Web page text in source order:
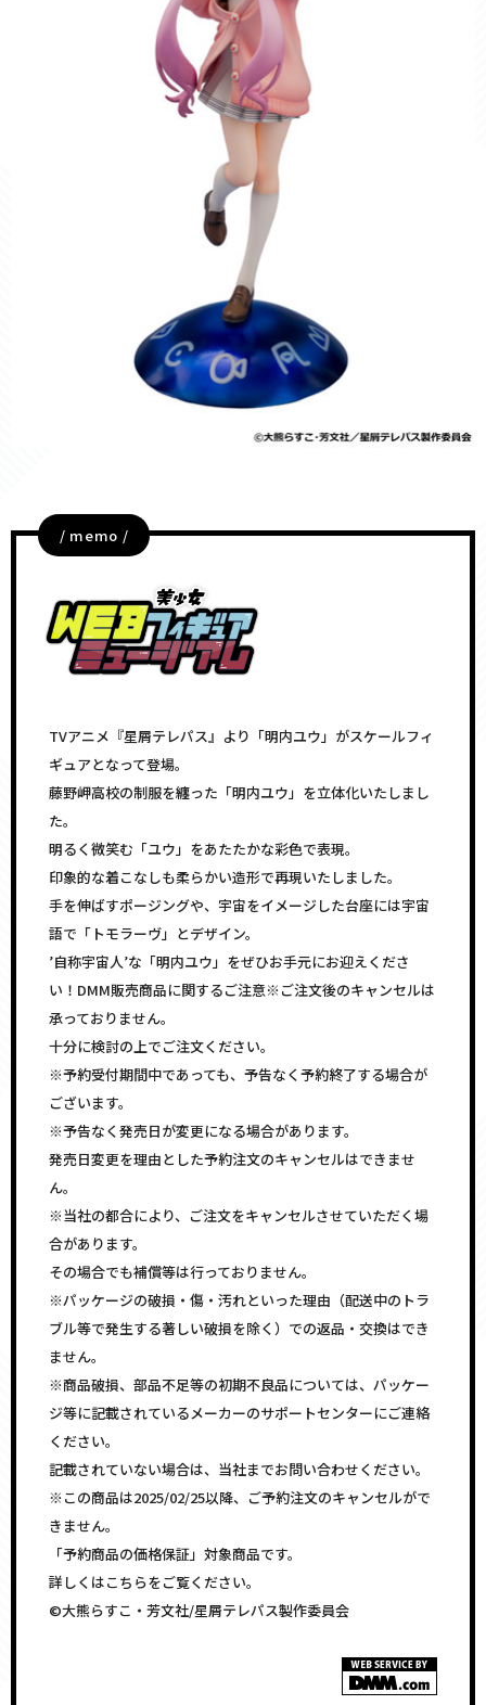
/ memo /
TVアニメ『星屑テレパス』より「明内ユウ」がスケールフィ
ギュアとなって登場。
藤野岬高校の制服を纏った「明内ユウ」を立体化いたしまし
た。
明るく微笑む「ユウ」をあたたかな彩色で表現。
印象的な着こなしも柔らかい造形で再現いたしました。
手を伸ばすポージングや、宇宙をイメージした台座には宇宙
語で「トモラーヴ」とデザイン。
’自称宇宙人’な「明内ユウ」をぜひお手元にお迎えくださ
い！DMM販売商品に関するご注意※ご注文後のキャンセルは
承っておりません。
十分に検討の上でご注文ください。
※予約受付期間中であっても、予告なく予約終了する場合が
ございます。
※予告なく発売日が変更になる場合があります。
発売日変更を理由とした予約注文のキャンセルはできませ
ん。
※当社の都合により、ご注文をキャンセルさせていただく場
合があります。
その場合でも補償等は行っておりません。
※パッケージの破損・傷・汚れといった理由（配送中のトラ
ブル等で発生する著しい破損を除く）での返品・交換はでき
ません。
※商品破損、部品不足等の初期不良品については、パッケー
ジ等に記載されているメーカーのサポートセンターにご連絡
ください。
記載されていない場合は、当社までお問い合わせください。
※この商品は2025/02/25以降、ご予約注文のキャンセルがで
きません。
「予約商品の価格保証」対象商品です。
詳しくはこちらをご覧ください。
©大熊らすこ・芳文社/星屑テレパス製作委員会